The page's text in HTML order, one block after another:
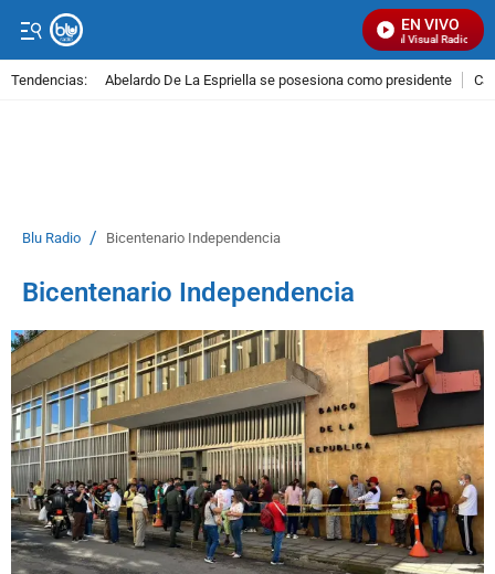
EN VIVO
Señal Visual Radio
Tendencias: Abelardo De La Espriella se posesiona como presidente
Blu Radio / Bicentenario Independencia
Bicentenario Independencia